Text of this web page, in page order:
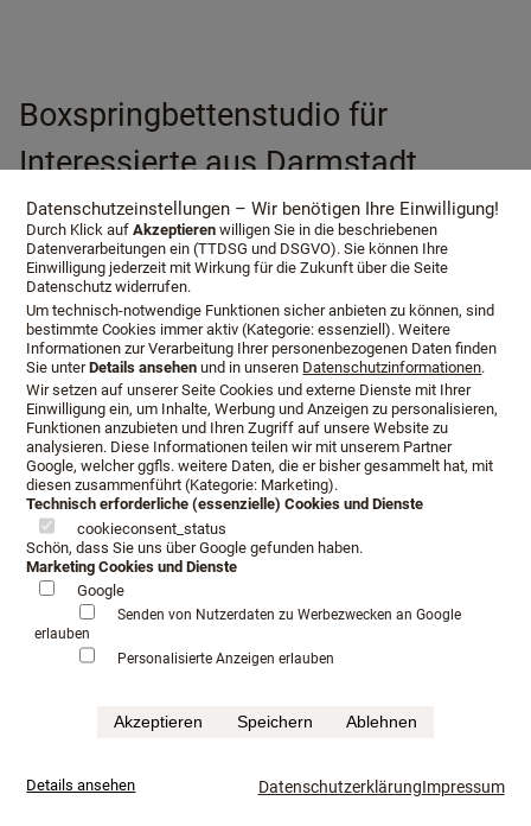
Boxspringbettenstudio für
Interessierte aus Darmstadt
Boxspringbettenstudio für
Interessierte aus Darmstadt
Datenschutzeinstellungen – Wir benötigen Ihre Einwilligung!
Durch Klick aufAkzeptieren willigen Sie in die beschriebenen
Datenverarbeitungen ein (TTDSG und DSGVO). Sie können Ihre
Einwilligung jederzeit mit Wirkung für die Zukunft über die Seite
Datenschutz widerrufen.
Um technisch-notwendige Funktionen sicher anbieten zu können, sind
bestimmte Cookies immer aktiv (Kategorie: essenziell). Weitere
Informationen zur Verarbeitung Ihrer personenbezogenen Daten finden
Sie unterDetails ansehen und in unseren Datenschutzinformationen.
Wir setzen auf unserer Seite Cookies und externe Dienste mit Ihrer
Einwilligung ein, um Inhalte, Werbung und Anzeigen zu personalisieren,
Funktionen anzubieten und Ihren Zugriff auf unsere Website zu
analysieren. Diese Informationen teilen wir mit unserem Partner
Google, welcher ggfls. weitere Daten, die er bisher gesammelt hat, mit
diesen zusammenführt (Kategorie: Marketing).
Technisch erforderliche (essenzielle) Cookies und Dienste
cookieconsent_status
Schön, dass Sie uns über Google gefunden haben.
Marketing Cookies und Dienste
Google
Senden von Nutzerdaten zu Werbezwecken an Google
erlauben
Personalisierte Anzeigen erlauben
Akzeptieren Speichern Ablehnen
Details ansehen DatenschutzerklärungImpressum